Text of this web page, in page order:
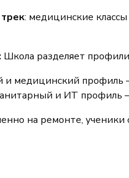
: медицинские
Школа разделяет
и медицинский
и ИТ профиль
на ремонте,